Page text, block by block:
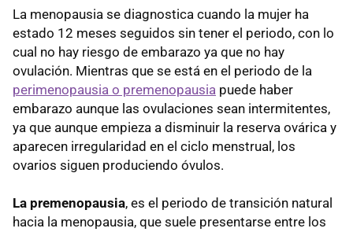
La menopausia se diagnostica cuando la mujer ha
estado 12 meses seguidos sin tener el periodo, con lo
cual no hay riesgo de embarazo ya que no hay
ovulación. Mientras que se está en el periodo de la
perimenopausia o premenopausia puede haber
embarazo aunque las ovulaciones sean intermitentes,
ya que aunque empieza a disminuir la reserva ovárica y
aparecen irregularidad en el ciclo menstrual, los
ovarios siguen produciendo óvulos.
La premenopausia, es el periodo de transición natural
hacia la menopausia, que suele presentarse entre los